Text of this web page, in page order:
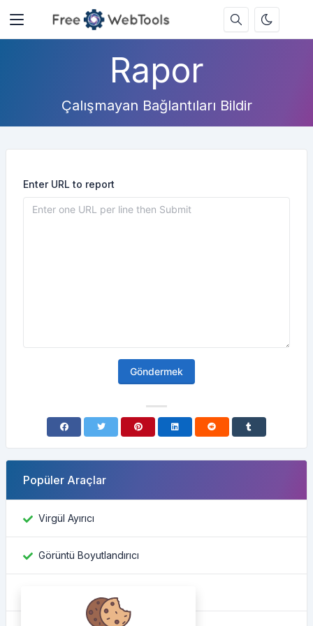
Rapor
Çalışmayan Bağlantıları Bildir
Enter URL to report
Göndermek
Popüler Araçlar
Virgül Ayırıcı
Görüntü Boyutlandırıcı